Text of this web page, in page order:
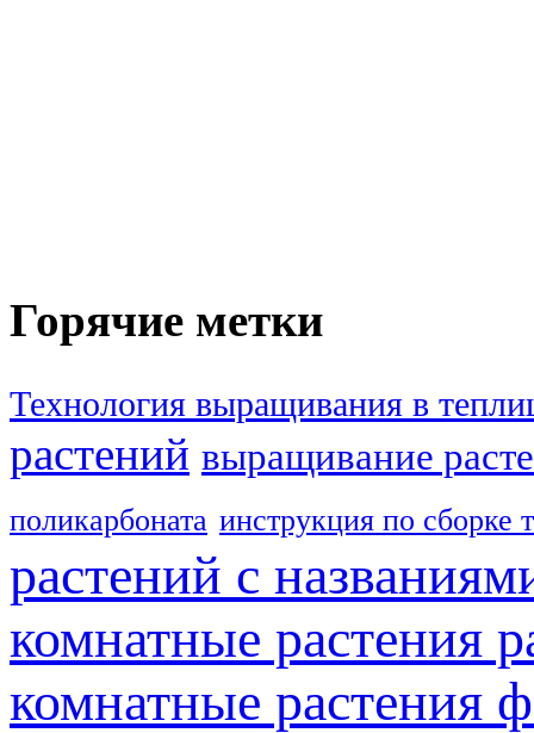
Горячие метки
Технология выращивания в
растений выращивание
поликарбоната инструкция по сборке
растений с
комнатные растения
комнатные растения